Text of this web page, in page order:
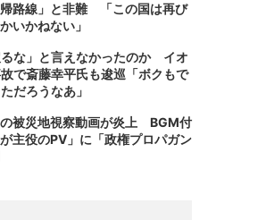
帰路線」と非難 「この国は再び
いかねない」
な」と言えなかったのか イオ
で斎藤幸平氏も逡巡「ボクもで
だろうなあ」
被災地視察動画が炎上 BGM付
主役のPV」に「政権プロパガン